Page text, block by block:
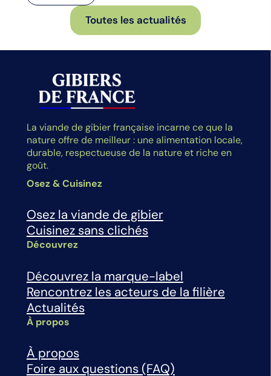
Toutes les actualités
La viande de gibier française incarne ce que la
nature offre de meilleur : une alimentation locale,
durable, respectueuse de la nature et riche en
goût.
Osez & Cuisinez
Osez la viande de gibier
Cuisinez sans clichés
Découvrez
Découvrez la marque-label
Rencontrez les acteurs de la filière
Actualités
À propos
À propos
Foire aux questions (FAQ)